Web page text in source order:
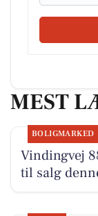
MEST
BOLIGMARKED
Vindingvej
til salg